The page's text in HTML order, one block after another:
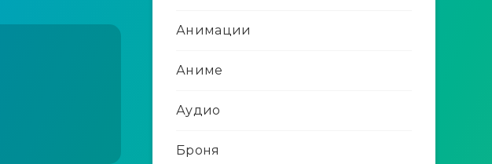
Анимации
Аниме
Аудио
Броня